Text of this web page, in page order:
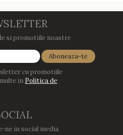
cu drag !
si promotiile noastre
cu promotiile
in Politica de
ne in social media